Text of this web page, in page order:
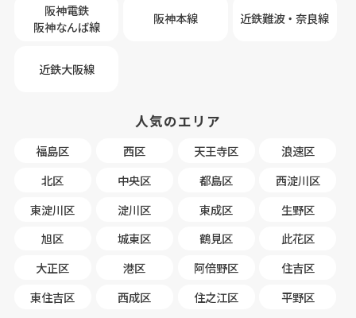
阪神電鉄
阪神なんば線
阪神本線 近鉄難波・奈良線
近鉄大阪線
人気のエリア
福島区 西区 天王寺区
浪速区
北区
中央区 都島区
西淀川区
東淀川区
淀川区 東成区
生野区
旭区
城東区 鶴見区
此花区
大正区
港区 阿倍野区
住吉区
東住吉区
西成区 住之江区 平野区